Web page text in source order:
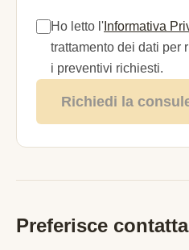
Ho letto l' Informativa
trattamento dei dati per
i preventivi richiesti.
Richiedi la
Preferisce